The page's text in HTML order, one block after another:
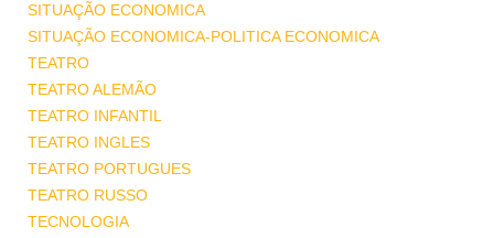
SITUAÇÃO ECONOMICA
SITUAÇÃO ECONOMICA-POLITICA ECONOMICA
TEATRO
TEATRO ALEMÃO
TEATRO INFANTIL
TEATRO INGLES
TEATRO PORTUGUES
TEATRO RUSSO
TECNOLOGIA